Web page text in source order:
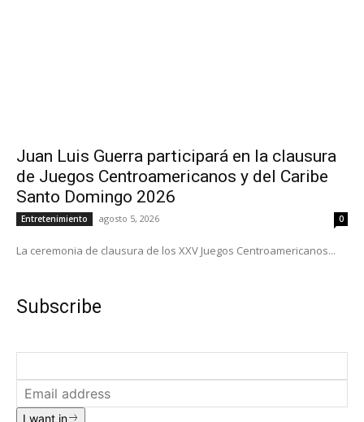
Juan Luis Guerra participará en la clausura
de Juegos Centroamericanos y del Caribe
Santo Domingo 2026
Entretenimiento agosto 5, 2026 0
La ceremonia de clausura de los XXV Juegos Centroamericanos...
Subscribe
I want in